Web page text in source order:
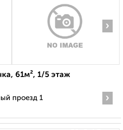
›
61м², 1/5 этаж
проезд 1
›